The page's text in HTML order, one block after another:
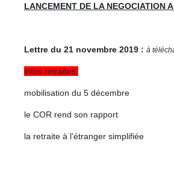
LANCEMENT DE LA NEGOCIATION
Lettre du 21 novembre 2019 : à
infos retraites
mobilisation du 5 décembre
le COR rend son rapport
la retraite à l'étranger simplifiée